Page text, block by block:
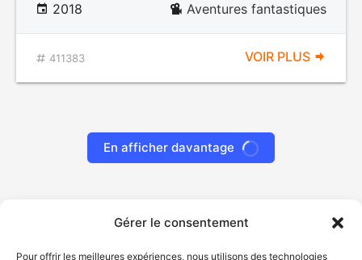
Gérer le consentement
Pour offrir les meilleures expériences, nous utilisons des technologies
2018 Aventures fantastiques
411383 VOIR PLUS
En afficher davantage